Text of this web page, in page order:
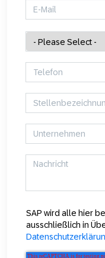
SAP wird alle hier
ausschließlich in